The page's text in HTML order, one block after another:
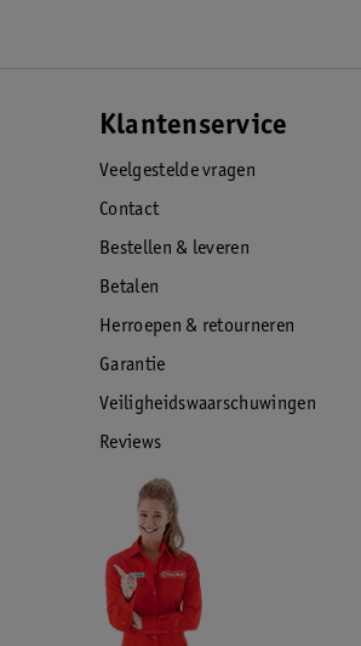
Klantenservice
Veelgestelde vragen
Contact
Bestellen & leveren
Betalen
Herroepen & retourneren
Garantie
Veiligheidswaarschuwingen
Reviews